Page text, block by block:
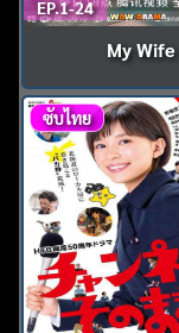
EP.1-24
My Wife
ซับไทย